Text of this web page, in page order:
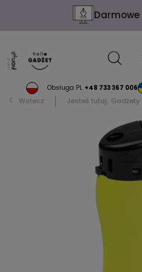
Obsługa PL +48 733 367 006
Wstecz Jesteś tutaj: